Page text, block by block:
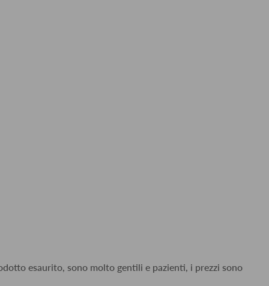
esaurito, sono molto gentili e pazienti, i prezzi sono